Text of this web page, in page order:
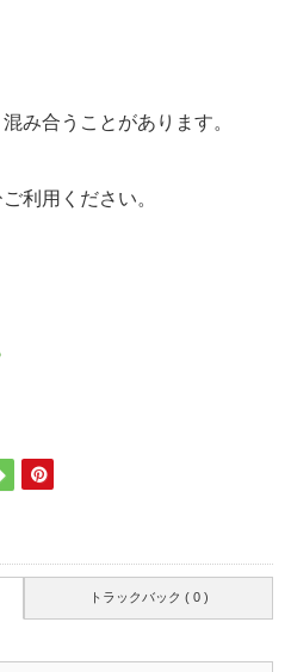
み合うことがあります。
利用ください。
トラックバック ( 0 )